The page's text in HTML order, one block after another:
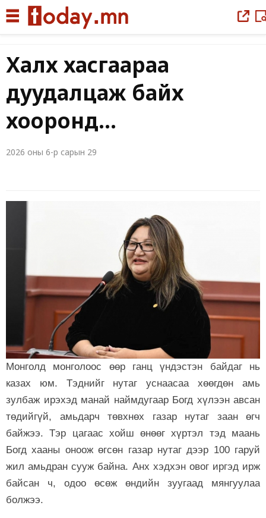
Халх хасгаараа
дуудалцаж байх
хооронд...
2026 оны 6-р сарын 29
Монголд монголоос өөр ганц үндэстэн байдаг нь
казах юм. Тэднийг нутаг уснаасаа хөөгдөн амь
зулбаж ирэхэд манай наймдугаар Богд хүлээн авсан
төдийгүй, амьдарч төвхнөх газар нутаг заан өгч
байжээ. Тэр цагаас хойш өнөөг хүртэл тэд маань
Богд хааны оноож өгсөн газар нутаг дээр 100 гаруй
жил амьдран сууж байна. Анх хэдхэн овог иргэд ирж
байсан ч, одоо өсөж өндийн зуугаад мянгуулаа
болжээ.